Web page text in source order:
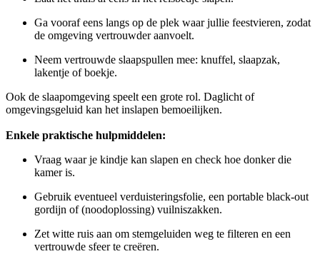
Ga vooraf eens langs op de plek waar jullie feestvieren, zodat
de omgeving vertrouwder aanvoelt.
Neem vertrouwde slaapspullen mee: knuffel, slaapzak,
lakentje of boekje.
Ook de slaapomgeving speelt een grote rol. Daglicht of
omgevingsgeluid kan het inslapen bemoeilijken.
Enkele praktische hulpmiddelen:
Vraag waar je kindje kan slapen en check hoe donker die
kamer is.
Gebruik eventueel verduisteringsfolie, een portable black-out
gordijn of (noodoplossing) vuilniszakken.
Zet witte ruis aan om stemgeluiden weg te filteren en een
vertrouwde sfeer te creëren.